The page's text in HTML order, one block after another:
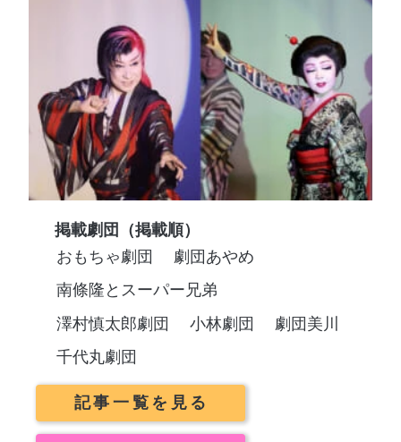
掲載劇団（掲載順）
おもちゃ劇団
劇団あやめ
南條隆とスーパー兄弟
澤村慎太郎劇団
小林劇団
劇団美川
千代丸劇団
記事一覧を見る